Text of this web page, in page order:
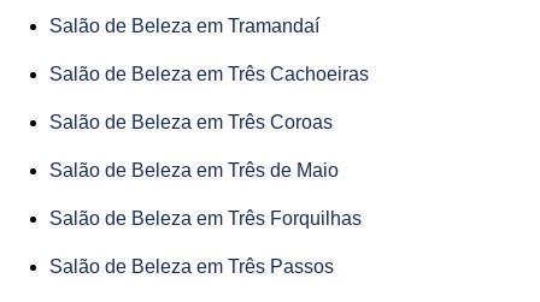
Salão de Beleza em Tramandaí
Salão de Beleza em Três Cachoeiras
Salão de Beleza em Três Coroas
Salão de Beleza em Três de Maio
Salão de Beleza em Três Forquilhas
Salão de Beleza em Três Passos